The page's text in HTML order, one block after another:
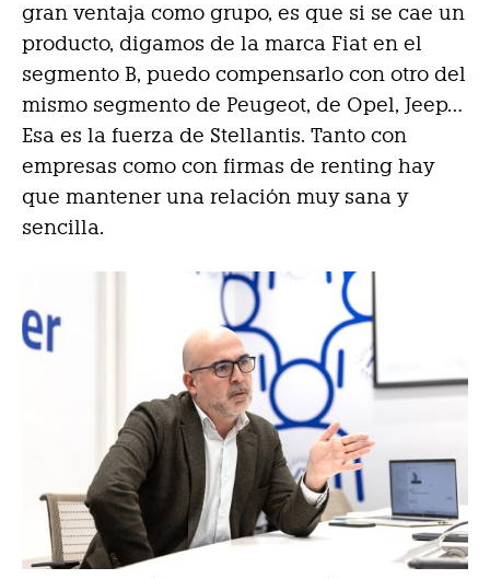
gran ventaja como grupo, es que si se cae un
producto, digamos de la marca Fiat en el
segmento B, puedo compensarlo con otro del
mismo segmento de Peugeot, de Opel, Jeep…
Esa es la fuerza de Stellantis. Tanto con
empresas como con firmas de renting hay
que mantener una relación muy sana y
sencilla.